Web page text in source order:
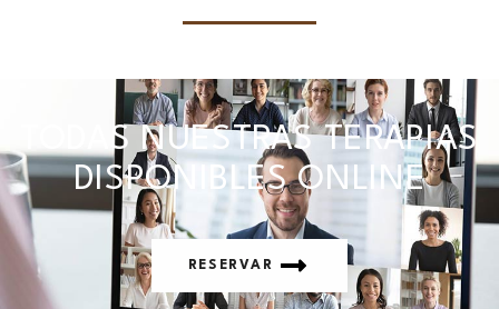
TODAS NUESTRAS TERAPIAS
DISPONIBLES ONLINE
RESERVAR